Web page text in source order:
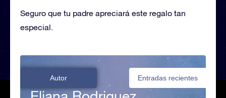
Seguro que tu padre apreciará este regalo tan
especial.
Autor Entradas recientes